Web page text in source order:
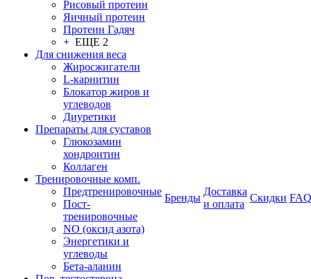
Рисовый протеин
Яичный протеин
Протеин Гадяч
+ ЕЩЕ 2
Для снижения веса
Жиросжигатели
L-карнитин
Блокатор жиров и
углеводов
Диуретики
Препараты для суставов
Глюкозамин
хондроитин
Коллаген
Тренировочные комп.
Предтренировочные
Пост-
тренировочные
NO (оксид азота)
Энергетики и
углеводы
Бета-аланин
Бренды
Доставка
и оплата
Скидки FAQ